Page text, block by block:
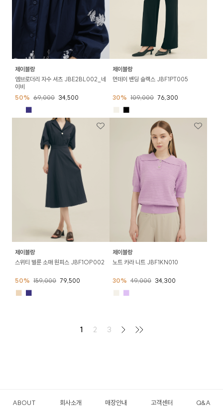
제이블랑
엠브로더리 자수 셔츠 JBE2BL002_네
이비
50% 69,000 34,500
■
제이블랑
먼데이 밴딩 슬랙스 JBF1PT005
30% 109,000 76,300
■
제이블랑
스위티 벌룬 소매 원피스 JBF1OP002
50% 159,000 79,500
■ ■
제이블랑
노트 카라 니트 JBF1KN010
30% 49,000 34,300
■
1 2 3
ABOUT 회사소개 매장안내 고객센터 Q&A